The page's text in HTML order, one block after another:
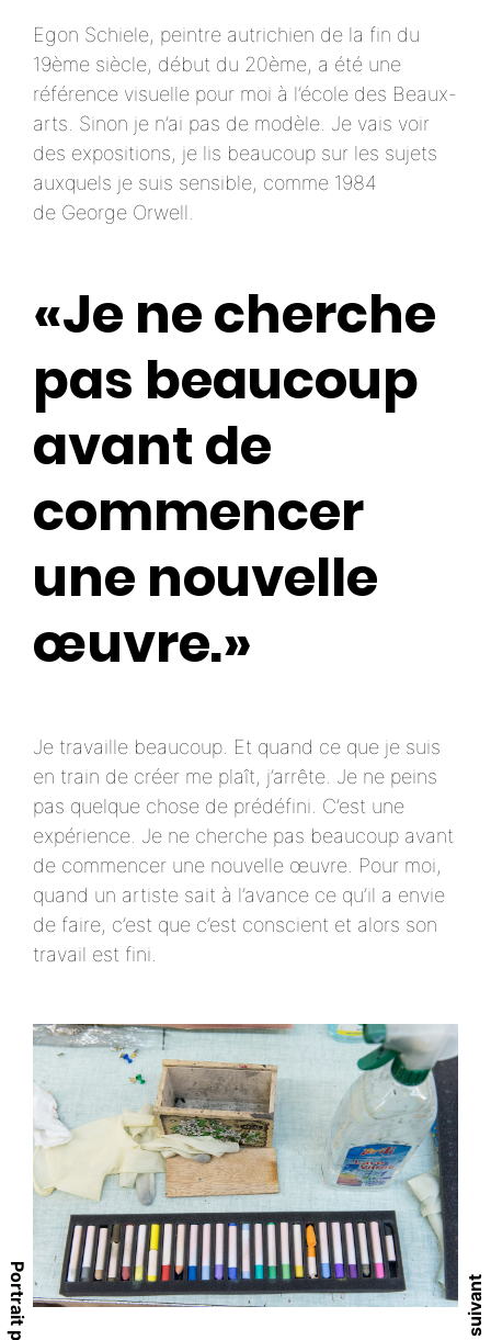
Egon Schiele, peintre autrichien de la fin du
19ème siècle, début du 20ème, a été une
référence visuelle pour moi à l’école des Beaux-
arts. Sinon je n’ai pas de modèle. Je vais voir
des expositions, je lis beaucoup sur les sujets
auxquels je suis sensible, comme 1984
de George Orwell.
«Je ne cherche
pas beaucoup
avant de
commencer
une nouvelle
œuvre.»
Je travaille beaucoup. Et quand ce que je suis
en train de créer me plaît, j’arrête. Je ne peins
pas quelque chose de prédéfini. C’est une
expérience. Je ne cherche pas beaucoup avant
de commencer une nouvelle œuvre. Pour moi,
quand un artiste sait à l’avance ce qu’il a envie
de faire, c’est que c’est conscient et alors son
travail est fini.